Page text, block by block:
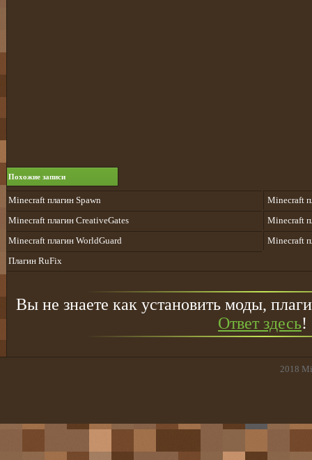
Похожие записи
Minecraft плагин Spawn
Minecraft
Minecraft плагин CreativeGates
Minecraft
Minecraft плагин WorldGuard
Minecraft
Плагин RuFix
Вы не знаете как установить моды,
Ответ здесь!
2018